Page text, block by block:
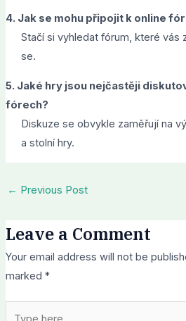
4. Jak se mohu připojit k online
Stačí si vyhledat fórum, které vás
se.
5. Jaké hry jsou nejčastěji
fórech?
Diskuze se obvykle zaměřují na
a stolní hry.
← Previous Post
Leave a Comment
Your email address will not be
marked *